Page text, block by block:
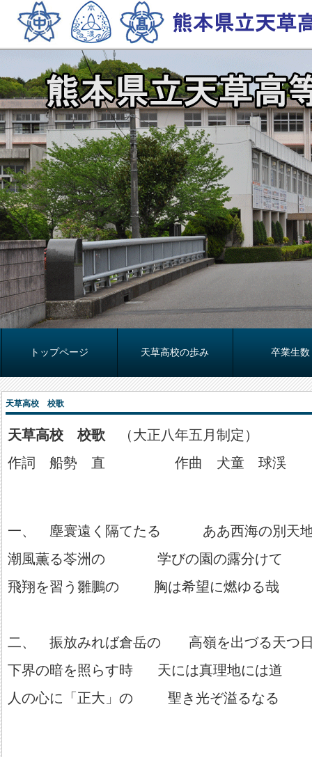
トップページ 天草高校の歩み 卒業生数
天草高校 校歌
天草高校 校歌 （大正八年五月制定）
作詞 船勢 直 作曲 犬童 球渓
一、 塵寰遠く隔てたる ああ西海の別天
潮風薫る苓洲の 学びの園の露分けて
飛翔を習う雛鵬の 胸は希望に燃ゆる哉
二、 振放みれば倉岳の 高嶺を出づる天つ
下界の暗を照らす時 天には真理地には道
人の心に「正大」の 聖き光ぞ溢るなる